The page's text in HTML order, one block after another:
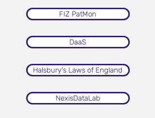
FIZ PatMon
DaaS
Halsbury's Laws of England
NexisDataLab